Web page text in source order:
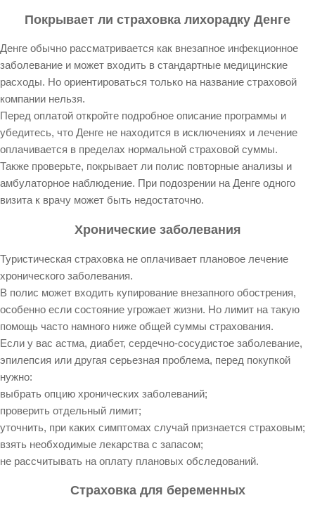
Покрывает ли страховка лихорадку Денге
Денге обычно рассматривается как внезапное инфекционное
заболевание и может входить в стандартные медицинские
расходы. Но ориентироваться только на название страховой
компании нельзя.
Перед оплатой откройте подробное описание программы и
убедитесь, что Денге не находится в исключениях и лечение
оплачивается в пределах нормальной страховой суммы.
Также проверьте, покрывает ли полис повторные анализы и
амбулаторное наблюдение. При подозрении на Денге одного
визита к врачу может быть недостаточно.
Хронические заболевания
Туристическая страховка не оплачивает плановое лечение
хронического заболевания.
В полис может входить купирование внезапного обострения,
особенно если состояние угрожает жизни. Но лимит на такую
помощь часто намного ниже общей суммы страхования.
Если у вас астма, диабет, сердечно-сосудистое заболевание,
эпилепсия или другая серьезная проблема, перед покупкой
нужно:
выбрать опцию хронических заболеваний;
проверить отдельный лимит;
уточнить, при каких симптомах случай признается страховым;
взять необходимые лекарства с запасом;
не рассчитывать на оплату плановых обследований.
Страховка для беременных